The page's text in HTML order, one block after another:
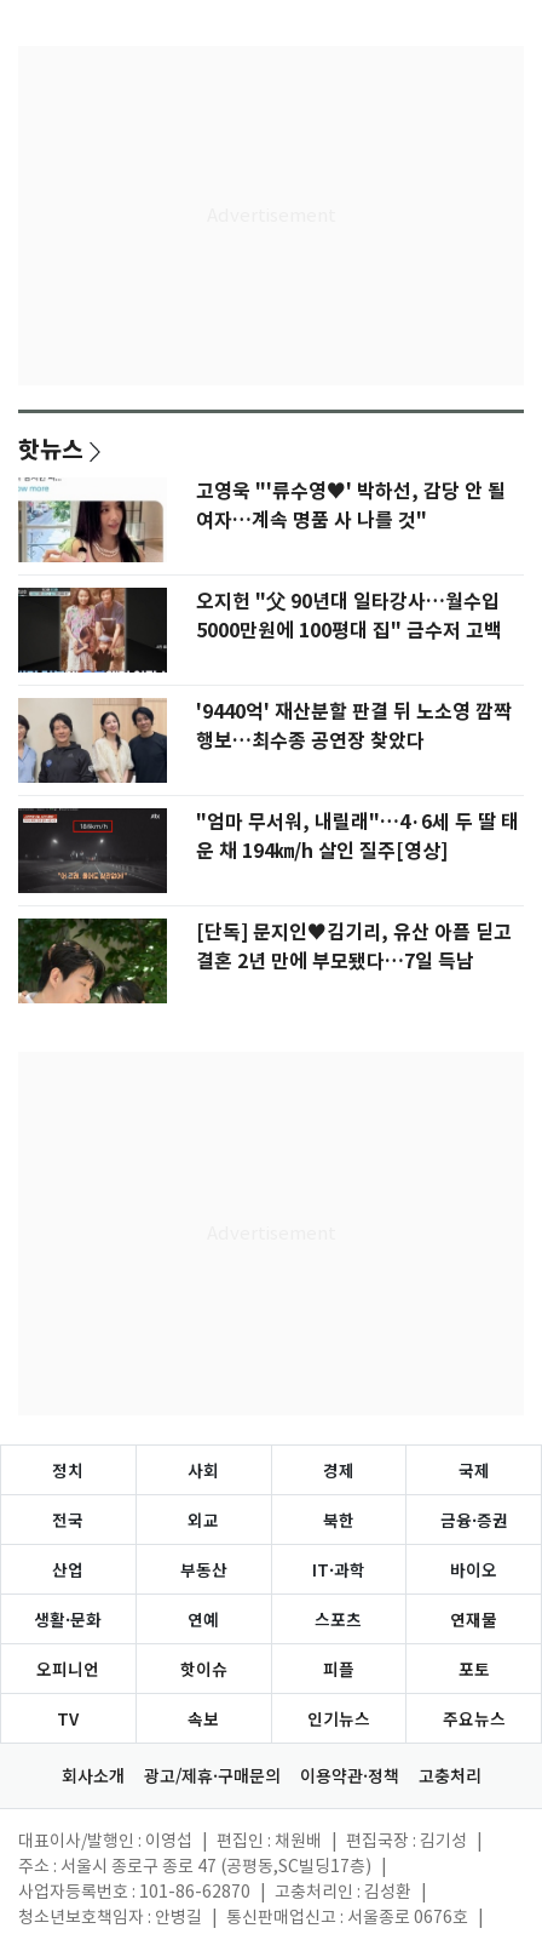
핫뉴스
고영욱 "'류수영♥' 박하선, 감당 안 될
여자…계속 명품 사 나를 것"
오지헌 "父 90년대 일타강사…월수입
5000만원에 100평대 집" 금수저 고백
'9440억' 재산분할 판결 뒤 노소영 깜짝
행보…최수종 공연장 찾았다
"엄마 무서워, 내릴래"…4·6세 두 딸 태
운 채 194㎞/h 살인 질주[영상]
[단독] 문지인♥김기리, 유산 아픔 딛고
결혼 2년 만에 부모됐다…7일 득남
정치 사회 경제 국제
전국 외교 북한 금융·증권
산업 부동산 IT·과학 바이오
생활·문화 연예 스포츠 연재물
오피니언 핫이슈 피플 포토
TV 속보 인기뉴스 주요뉴스
회사소개 광고/제휴·구매문의 이용약관·정책 고충처리
대표이사/발행인 : 이영섭 편집인 : 채원배 편집국장 : 김기성
주소 : 서울시 종로구 종로 47 (공평동,SC빌딩17층)
사업자등록번호 : 101-86-62870
고충처리인 : 김성환
청소년보호책임자 : 안병길
통신판매업신고 : 서울종로 0676호